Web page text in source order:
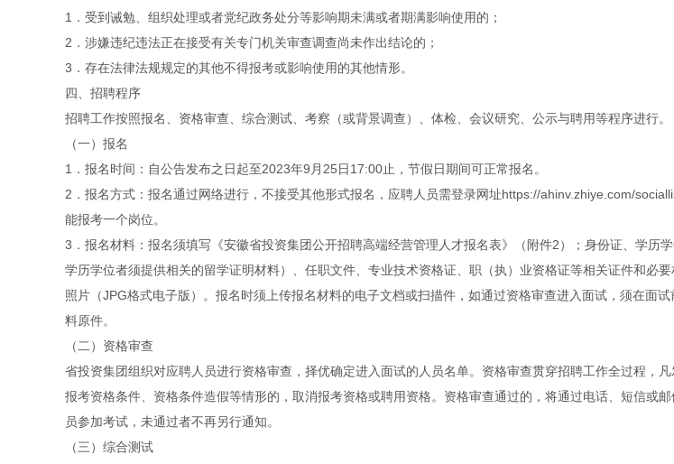
1．受到诫勉、组织处理或者党纪政务处分等影响期未满或者期满影响使用的；
2．涉嫌违纪违法正在接受有关专门机关审查调查尚未作出结论的；
3．存在法律法规规定的其他不得报考或影响使用的其他情形。
四、招聘程序
招聘工作按照报名、资格审查、综合测试、考察（或背景调查）、体检、会议研究、公示与聘用等程序进行。
（一）报名
1．报名时间：自公告发布之日起至2023年9月25日17:00止，节假日期间可正常报名。
2．报名方式：报名通过网络进行，不接受其他形式报名，应聘人员需登录网址https://ahinv.zhiye.com/
能报考一个岗位。
3．报名材料：报名须填写《安徽省投资集团公开招聘高端经营管理人才报名表》（附件2）；身份证、学历
学历学位者须提供相关的留学证明材料）、任职文件、专业技术资格证、职（执）业资格证等相关证件和必
照片（JPG格式电子版）。报名时须上传报名材料的电子文档或扫描件，如通过资格审查进入面试，须在面
料原件。
（二）资格审查
省投资集团组织对应聘人员进行资格审查，择优确定进入面试的人员名单。资格审查贯穿招聘工作全过程，
报考资格条件、资格条件造假等情形的，取消报考资格或聘用资格。资格审查通过的，将通过电话、短信或邮
员参加考试，未通过者不再另行通知。
（三）综合测试